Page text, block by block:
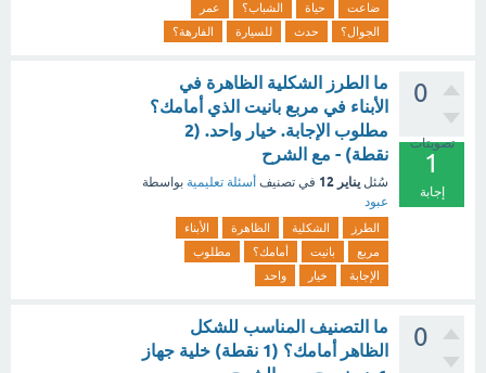
ضاعت
حياة الشباب؟
عمر
الجوال؟
حدث للسيارة الفارهة؟
0
تصويتات
1
إجابة
ما الطرز الشكلية الظاهرة في
الأبناء في مربع بانيت الذي أمامك؟
مطلوب الإجابة. خيار واحد. (2
نقطة) - مع الشرح
سُئل يناير 12 في تصنيف أسئلة تعليمية بواسطة
عبود
الطرز الشكلية الظاهرة
الأبناء
مربع
بانيت أمامك؟
مطلوب
الإجابة
خيار واحد
0
ما التصنيف المناسب للشكل
الظاهر أمامك؟ (1 نقطة) خلية جهاز